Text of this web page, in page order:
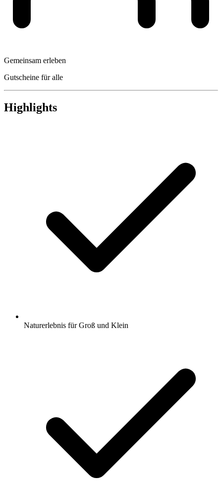
Gemeinsam erleben
Gutscheine für alle
Highlights
Naturerlebnis für Groß und Klein